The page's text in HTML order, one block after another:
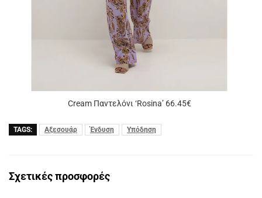
Cream Παντελόνι ‘Rosina’ 66.45€
TAGS: Αξεσουάρ Ένδυση Υπόδηση
Σχετικές προσφορές